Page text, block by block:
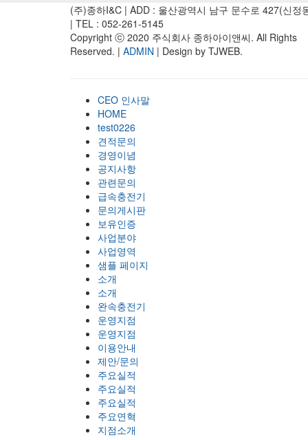
(주)종하I&C | ADD : 울산광역시 남구 문수로 427(신정
| TEL : 052-261-5145
Copyright ⓒ 2020 주식회사 종하아이앤씨. All Rights
Reserved. | ADMIN | Design by TJWEB.
CEO 인사말
HOME
test0226
견적문의
경영이념
공지사항
관련문의
급속충전기
문의게시판
보유인증
사업분야
사업영역
샘플 페이지
소개
소개
완속충전기
운영지점
운영지점
이용안내
제안/문의
주요실적
주요실적
주요실적
주요연혁
지점소개